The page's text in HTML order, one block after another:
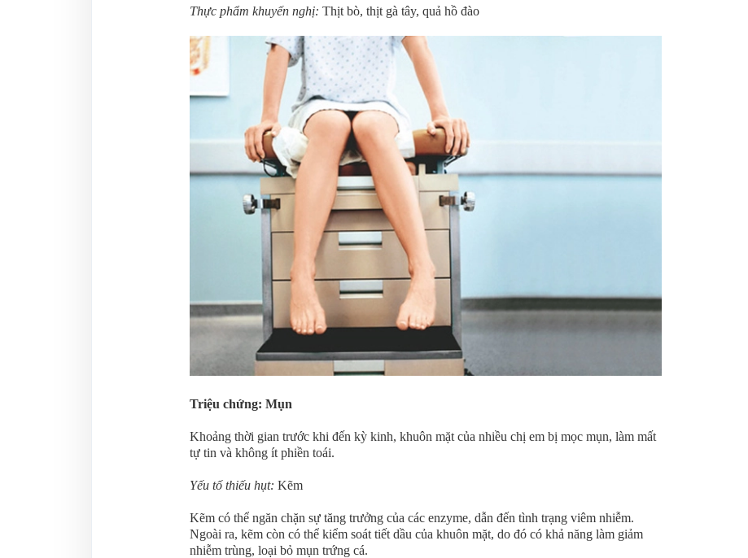
Thực phẩm khuyến nghị: Thịt bò, thịt gà tây, quả hồ đào
Triệu chứng: Mụn
Khoảng thời gian trước khi đến kỳ kinh, khuôn mặt của nhiều chị em bị mọc mụn, làm mất
tự tin và không ít phiền toái.
Yếu tố thiếu hụt: Kẽm
Kẽm có thể ngăn chặn sự tăng trưởng của các enzyme, dẫn đến tình trạng viêm nhiễm.
Ngoài ra, kẽm còn có thể kiểm soát tiết dầu của khuôn mặt, do đó có khả năng làm giảm
nhiễm trùng, loại bỏ mụn trứng cá.